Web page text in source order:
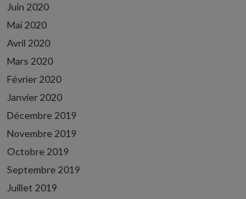
Juin 2020
Mai 2020
Avril 2020
Mars 2020
Février 2020
Janvier 2020
Décembre 2019
Novembre 2019
Octobre 2019
Septembre 2019
Juillet 2019